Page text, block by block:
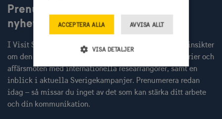
Prenumerera på Visit Swedens
nyhetsbrev
I Visit Swedens nyhetsbrev får du varje månad färska insikter
om den globala resenären, inbjudningar till webbinarier och
affärsmöten med internationella researrangörer, samt en
inblick i aktuella Sverigekampanjer. Prenumerera redan
idag – så missar du inget av det som kan stärka ditt arbete
och din kommunikation.
ACCEPTERA ALLA AVVISA ALLT
VISA DETALJER
Strikt nödvändigt
Inriktning